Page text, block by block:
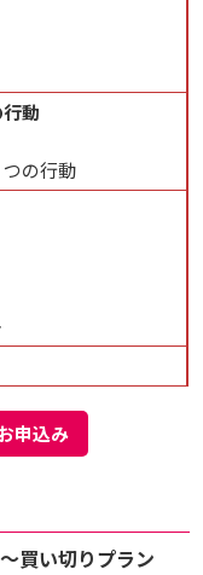
動
の行動
申込み
買い切りプラン